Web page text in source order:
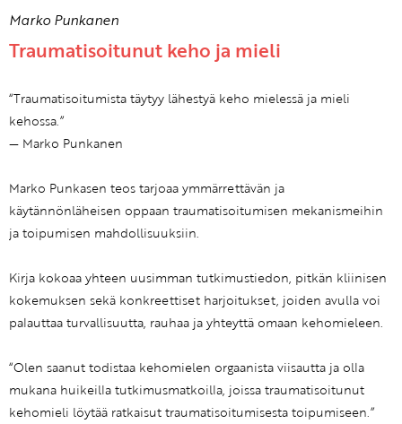
Marko Punkanen
Traumatisoitunut keho ja mieli
“Traumatisoitumista täytyy lähestyä keho mielessä ja mieli
kehossa.”
— Marko Punkanen
Marko Punkasen teos tarjoaa ymmärrettävän ja
käytännönläheisen oppaan traumatisoitumisen mekanismeihin
ja toipumisen mahdollisuuksiin.
Kirja kokoaa yhteen uusimman tutkimustiedon, pitkän kliinisen
kokemuksen sekä konkreettiset harjoitukset, joiden avulla voi
palauttaa turvallisuutta, rauhaa ja yhteyttä omaan kehomieleen.
“Olen saanut todistaa kehomielen orgaanista viisautta ja olla
mukana huikeilla tutkimusmatkoilla, joissa traumatisoitunut
kehomieli löytää ratkaisut traumatisoitumisesta toipumiseen.”